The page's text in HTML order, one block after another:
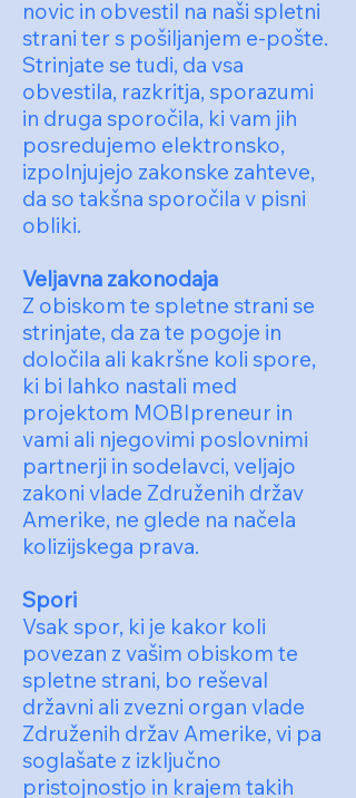
novic in obvestil na naši spletni
strani ter s pošiljanjem e-pošte.
Strinjate se tudi, da vsa
obvestila, razkritja, sporazumi
in druga sporočila, ki vam jih
posredujemo elektronsko,
izpolnjujejo zakonske zahteve,
da so takšna sporočila v pisni
obliki.
Veljavna zakonodaja
Z obiskom te spletne strani se
strinjate, da za te pogoje in
določila ali kakršne koli spore,
ki bi lahko nastali med
projektom MOBIpreneur in
vami ali njegovimi poslovnimi
partnerji in sodelavci, veljajo
zakoni vlade Združenih držav
Amerike, ne glede na načela
kolizijskega prava.
Spori
Vsak spor, ki je kakor koli
povezan z vašim obiskom te
spletne strani, bo reševal
državni ali zvezni organ vlade
Združenih držav Amerike, vi pa
soglašate z izključno
pristojnostjo in krajem takih